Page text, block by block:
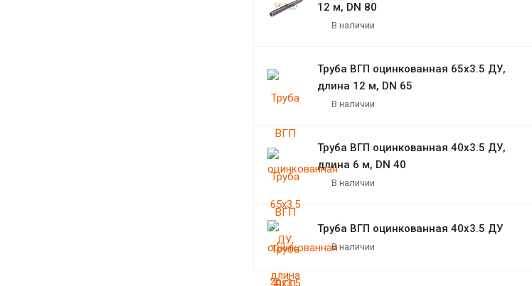
12 м, DN 80
В наличии
Труба ВГП оцинкованная 65х3.5 ДУ,
длина 12 м, DN 65
В наличии
Труба ВГП оцинкованная 40х3.5 ДУ,
длина 6 м, DN 40
В наличии
Труба ВГП оцинкованная 40х3.5 ДУ
В наличии